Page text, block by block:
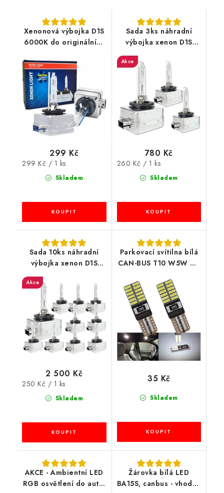
Xenonová výbojka D1S
6000K do originálních
Skladem
299 Kč
Měrná
299 Kč / 1 ks
Sada 3ks náhradní
výbojka xenon D1S
6000K k originálním
světlometům
Akce
Skladem
780 Kč
Měrná
260 Kč / 1 ks
Sada 10ks náhradní
výbojka xenon D1S
světlometům
Akce
Skladem
2 500 Kč
Měrná
250 Kč / 1 ks
Parkovací svítilna bílá
CAN-BUS T10 W5W 24
Skladem
35 Kč
AKCE - Ambientní LED
RGB osvětlení do auta,
Žárovka bílá LED
BA15S, canbus - vhodná